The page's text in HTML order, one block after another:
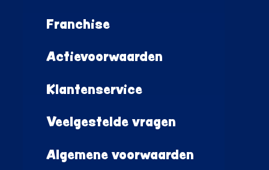
Franchise
Actievoorwaarden
Klantenservice
Veelgestelde vragen
Algemene voorwaarden